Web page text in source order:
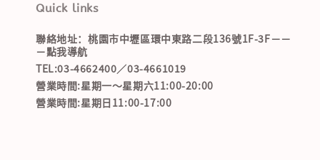
Quick links
聯絡地址：桃園市中壢區環中東路二段136號1F-3F－－
－點我導航
TEL:03-4662400／03-4661019
營業時間:星期一～星期六11:00-20:00
營業時間:星期日11:00-17:00